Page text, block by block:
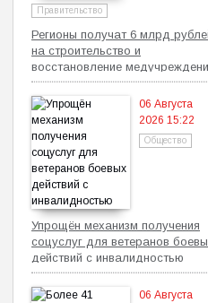
Правительство
Регионы получат 6 млрд
на строительство и
восстановление
06 Августа
2026 15:22
Общество
Упрощён механизм получения
соцуслуг для ветеранов
действий с инвалидностью
06 Августа